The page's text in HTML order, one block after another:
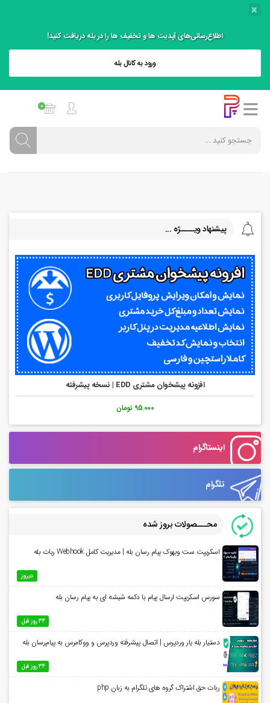
×
اطلاع‌رسانی‌های آپدیت ها و تخفیف ها را در بله دریافت کنید!
ورود به کانال بله
0
پیشنهاد ویــــژه ...
افزونه پیشخوان مشتری EDD | نسخه پیشرفته
95.000 تومان
اینستاگرام
تلگرام
محـــصولات بروز شده
اسکریپت ست وبهوک پیام رسان بله | مدیریت کامل Webhook ربات بله
دیروز
سورس اسکریپت ارسال پیام با دکمه شیشه ای به پیام رسان بله
34 روز قبل
دستیار بله یار وردپرس | اتصال پیشرفته وردپرس و ووکامرس به پیام‌رسان بله
34 روز قبل
ربات حق اشتراک گروه های تلگرام به زبان php